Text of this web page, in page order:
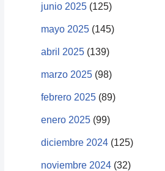
junio 2025 (125)
mayo 2025 (145)
abril 2025 (139)
marzo 2025 (98)
febrero 2025 (89)
enero 2025 (99)
diciembre 2024 (125)
noviembre 2024 (32)